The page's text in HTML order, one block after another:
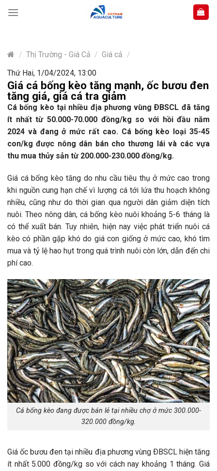
content
/ Thị Trường - Giá Cả / Giá cả /
Thứ Hai, 1/04/2024, 13:00
Giá cá bống kèo tăng mạnh, ốc bươu đen
tăng giá, giá cá tra giảm
Cá bống kèo tại nhiều địa phương vùng ÐBSCL đã tăng
ít nhất từ 50.000-70.000 đồng/kg so với hồi đầu năm
2024 và đang ở mức rất cao. Cá bống kèo loại 35-45
con/kg được nông dân bán cho thương lái và các vựa
thu mua thủy sản từ 200.000-230.000 đồng/kg.
Giá cá bống kèo tăng do nhu cầu tiêu thụ ở mức cao trong
khi nguồn cung hạn chế vì lượng cá tới lứa thu hoạch không
nhiều, cũng như do thời gian qua người dân giảm diện tích
nuôi. Theo nông dân, cá bống kèo nuôi khoảng 5-6 tháng là
có thể xuất bán. Tuy nhiên, hiện nay việc phát triển nuôi cá
kèo có phần gặp khó do giá con giống ở mức cao, khó tìm
mua và tỷ lệ hao hụt trong quá trình nuôi còn lớn, dẫn đến chi
phí cao.
Cá bống kèo đang được bán lẻ tại nhiều chợ ở mức 300.000-
320.000 đồng/kg.
Giá ốc bươu đen tại nhiều địa phương vùng ÐBSCL hiện tăng
ít nhất 5.000 đồng/kg so với cách nay khoảng 1 tháng. Giá